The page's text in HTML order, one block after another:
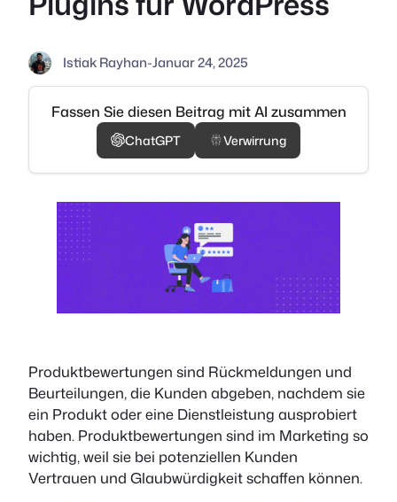
Istiak Rayhan-Januar 24, 2025
Fassen Sie diesen Beitrag mit AI zusammen
ChatGPT Verwirrung
Produktbewertungen sind Rückmeldungen und
Beurteilungen, die Kunden abgeben, nachdem sie
ein Produkt oder eine Dienstleistung ausprobiert
haben. Produktbewertungen sind im Marketing so
wichtig, weil sie bei potenziellen Kunden
Vertrauen und Glaubwürdigkeit schaffen können.